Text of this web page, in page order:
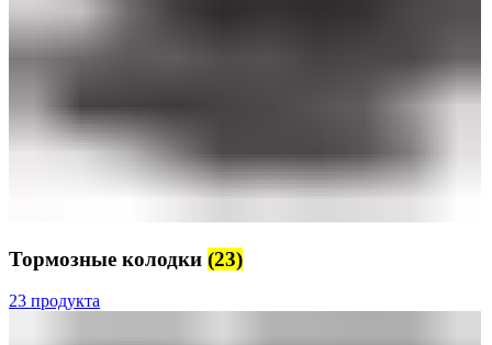
Тормозные колодки (23)
23 продукта